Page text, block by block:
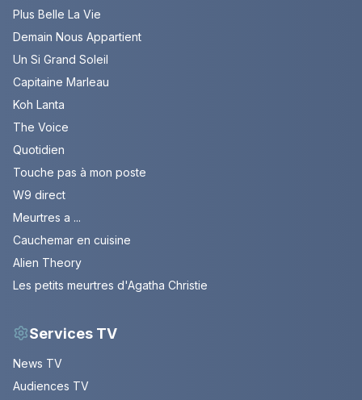
Plus Belle La Vie
Demain Nous Appartient
Un Si Grand Soleil
Capitaine Marleau
Koh Lanta
The Voice
Quotidien
Touche pas à mon poste
W9 direct
Meurtres a ...
Cauchemar en cuisine
Alien Theory
Les petits meurtres d'Agatha Christie
Services TV
News TV
Audiences TV